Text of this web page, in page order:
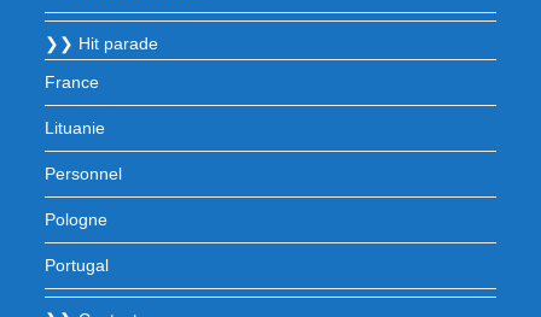
❯❯ Hit parade
France
Lituanie
Personnel
Pologne
Portugal